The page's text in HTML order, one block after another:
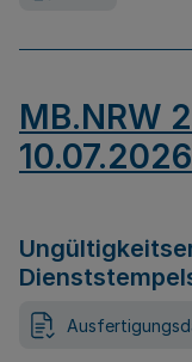
MB.NRW
10.07.2026